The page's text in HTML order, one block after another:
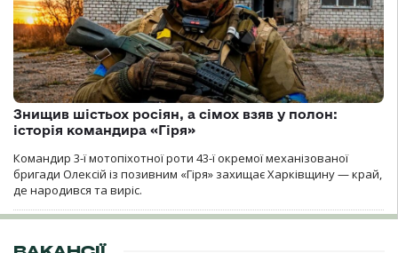
Знищив шістьох росіян, а сімох взяв у полон:
історія командира «Гіря»
Командир 3-ї мотопіхотної роти 43-ї окремої механізованої
бригади Олексій із позивним «Гіря» захищає Харківщину — край,
де народився та виріс.